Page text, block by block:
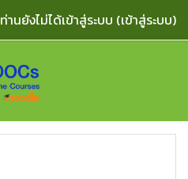
ท่านยังไม่ได้เข้าสู่ระบบ (เข้าสู่ระบบ)